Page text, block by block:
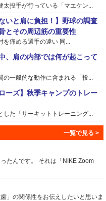
太投手が行っている「マエケン...
いと肩に負担！】野球の調査
とその周辺筋の重要性
を痛める選手の違い 同...
、肩の内部では何が起こって
一般的な動作に含まれる「投...
ーズ】秋季キャンプのトレー
た「サーキットトレーニング...
たんです。 それは「NIKE Zoom
」の関係性をお伝えしたいと思いま